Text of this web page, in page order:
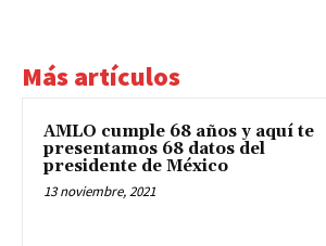
Más artículos
AMLO cumple 68 años y aquí te
presentamos 68 datos del
presidente de México
13 noviembre, 2021